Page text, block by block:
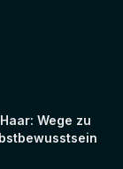
Wege zu